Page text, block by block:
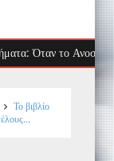
το Ανοσοποιητικό
Το βιβλίο